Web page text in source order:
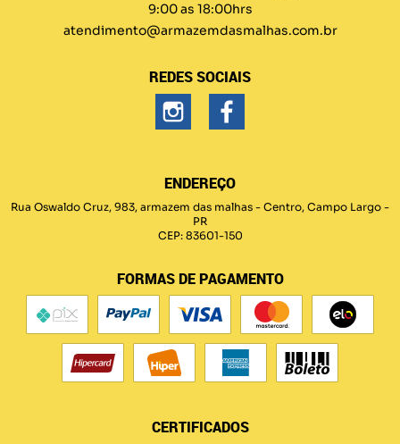
9:00 as 18:00hrs
atendimento@armazemdasmalhas.com.br
REDES SOCIAIS
ENDEREÇO
Rua Oswaldo Cruz, 983, armazem das malhas - Centro, Campo Largo -
PR
CEP: 83601-150
FORMAS DE PAGAMENTO
CERTIFICADOS